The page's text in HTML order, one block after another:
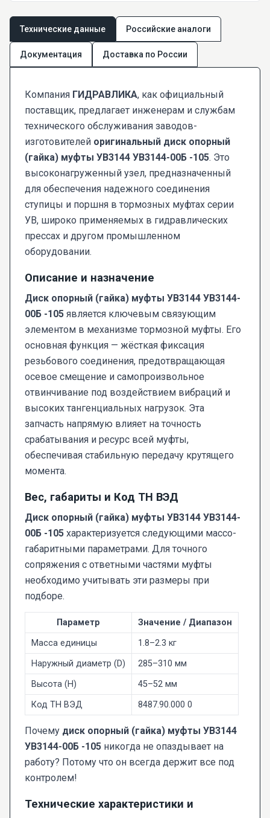
Технические данные Российские аналоги
Документация Доставка по России
Компания ГИДРАВЛИКА, как официальный
поставщик, предлагает инженерам и службам
технического обслуживания заводов-
изготовителей оригинальный диск опорный
(гайка) муфты УВ3144 УВ3144-00Б -105. Это
высоконагруженный узел, предназначенный
для обеспечения надежного соединения
ступицы и поршня в тормозных муфтах серии
УВ, широко применяемых в гидравлических
прессах и другом промышленном
оборудовании.
Описание и назначение
Диск опорный (гайка) муфты УВ3144 УВ3144-
00Б -105 является ключевым связующим
элементом в механизме тормозной муфты. Его
основная функция — жёсткая фиксация
резьбового соединения, предотвращающая
осевое смещение и самопроизвольное
отвинчивание под воздействием вибраций и
высоких тангенциальных нагрузок. Эта
запчасть напрямую влияет на точность
срабатывания и ресурс всей муфты,
обеспечивая стабильную передачу крутящего
момента.
Вес, габариты и Код ТН ВЭД
Диск опорный (гайка) муфты УВ3144 УВ3144-
00Б -105 характеризуется следующими массо-
габаритными параметрами. Для точного
сопряжения с ответными частями муфты
необходимо учитывать эти размеры при
подборе.
Параметр
Значение / Диапазон
Масса единицы
1.8–2.3 кг
Наружный диаметр (D)
285–310 мм
Высота (H)
45–52 мм
Код ТН ВЭД
8487.90.000 0
Почему диск опорный (гайка) муфты УВ3144
УВ3144-00Б -105 никогда не опаздывает на
работу? Потому что он всегда держит все под
контролем!
Технические характеристики и